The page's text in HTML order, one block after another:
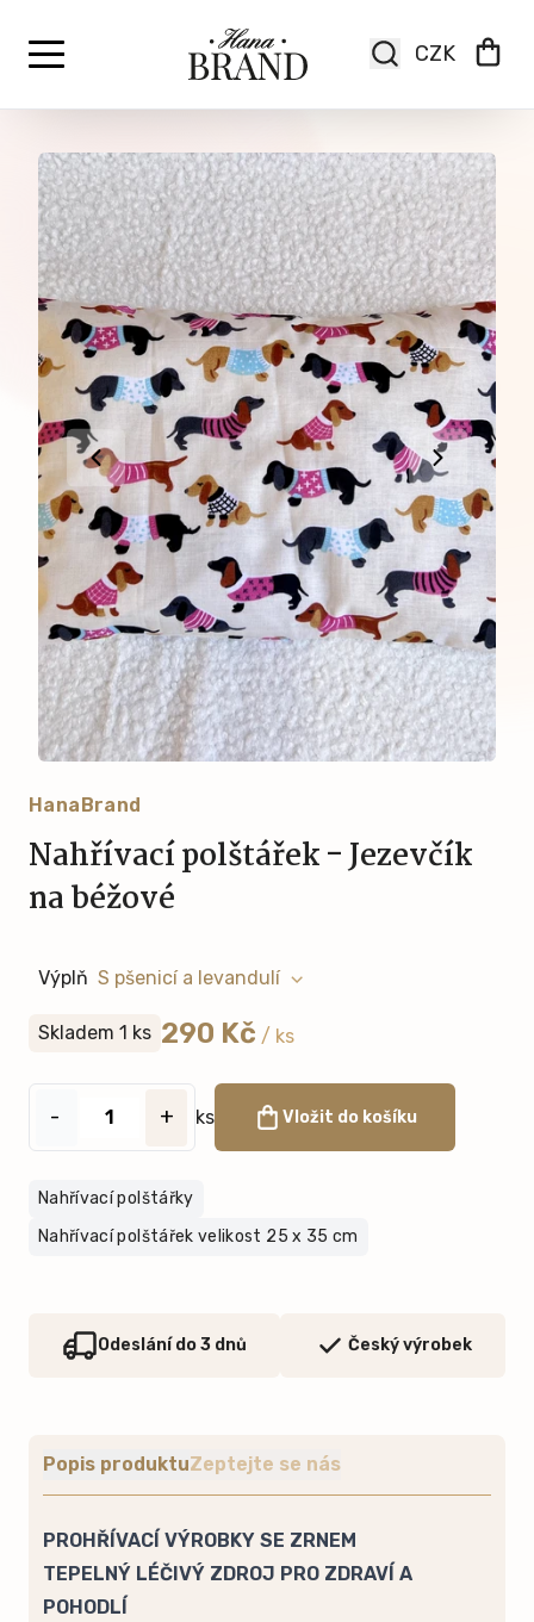
Nahřívací polštářek - Jezevčík
na béžové
HanaBrand
Výplň
Skladem 1 ks 290 Kč / ks
- + ks Vložit do košíku
Nahřívací polštářky
Nahřívací polštářek velikost 25 x 35 cm
Odeslání do 3 dnů Český výrobek
Popis produktuZeptejte se nás
PROHŘÍVACÍ VÝROBKY SE ZRNEM
TEPELNÝ LÉČIVÝ ZDROJ PRO ZDRAVÍ A
POHODLÍ